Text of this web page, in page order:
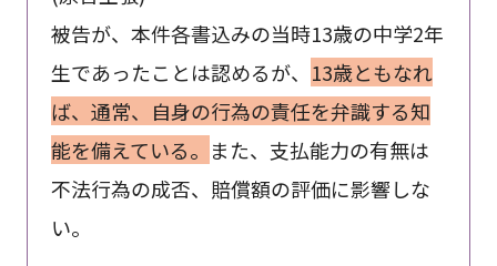
被告が、本件各書込みの当時13歳の中学2年
生であったことは認めるが、 13歳ともなれ
ば、通常、自身の行為の責任を弁識する知
能を備えている。 また、支払能力の有無は
不法行為の成否、賠償額の評価に影響しな
い。